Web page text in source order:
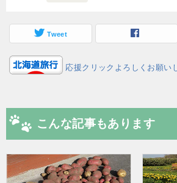
Tweet
応援クリックよろしくお願い
こんな記事もあります